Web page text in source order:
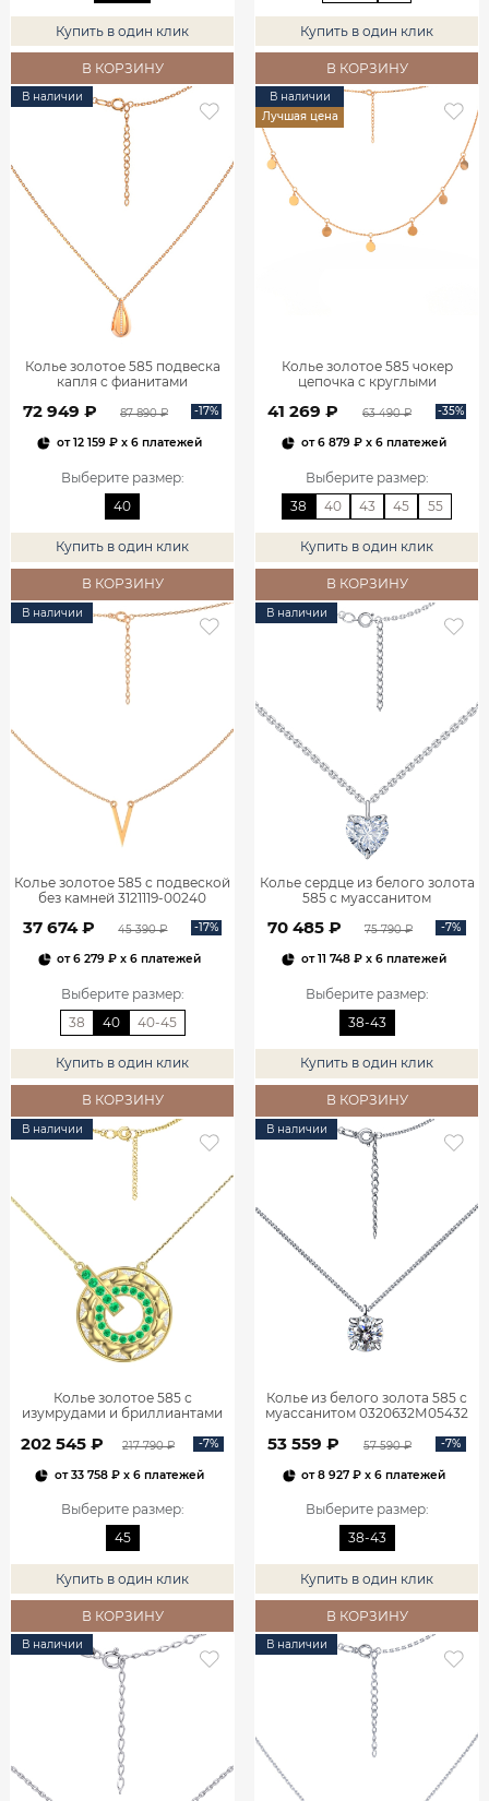
Купить в один клик
В КОРЗИНУ
Купить в один клик
В КОРЗИНУ
В наличии
Колье золотое 585 подвеска
капля с фианитами
72 949 ₽ 87 890 ₽ -17%
от12 159 ₽x 6 платежей
Выберите размер:
40
Купить в один клик
В КОРЗИНУ
В наличии
Лучшая цена
Колье золотое 585 чокер
цепочка с круглыми
41 269 ₽ 63 490 ₽ -35%
от6 879 ₽x 6 платежей
Выберите размер:
38
40 43 45 55
Купить в один клик
В КОРЗИНУ
В наличии
Колье золотое 585 с подвеской
без камней 3121119-00240
37 674 ₽ 45 390 ₽ -17%
от6 279 ₽ x 6 платежей
Выберите размер:
38
40 40-45
Купить в один клик
В КОРЗИНУ
В наличии
Колье сердце из белого золота
585 с муассанитом
70 485 ₽ 75 790 ₽ -7%
от11 748 ₽x 6 платежей
Выберите размер:
38-43
Купить в один клик
В КОРЗИНУ
В наличии
Колье золотое 585 с
изумрудами и бриллиантами
202 545 ₽ 217 790 ₽ -7%
от33 758 ₽x 6 платежей
Выберите размер:
45
Купить в один клик
В КОРЗИНУ
В наличии
Колье из белого золота 585 с
муассанитом 0320632М05432
53 559 ₽ 57 590 ₽ -7%
от8 927 ₽ x 6 платежей
Выберите размер:
38-43
Купить в один клик
В КОРЗИНУ
В наличии В наличии